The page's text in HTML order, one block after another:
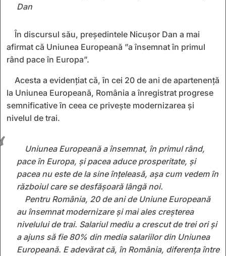
Dan
În discursul său, preşedintele Nicuşor Dan a mai
afirmat că Uniunea Europeană ”a însemnat în primul
rând pace în Europa”.
Acesta a evidențiat că, în cei 20 de ani de apartenență
la Uniunea Europeană, România a înregistrat progrese
semnificative în ceea ce privește modernizarea și
nivelul de trai.
Uniunea Europeană a însemnat, în primul rând,
pace în Europa, și pacea aduce prosperitate, și
pacea nu este de la sine înțeleasă, așa cum vedem în
războiul care se desfășoară lângă noi.
Pentru România, 20 de ani de Uniune Europeană
au însemnat modernizare și mai ales creșterea
nivelului de trai. Salariul mediu a crescut de trei ori și
a ajuns să fie 80% din media salariilor din Uniunea
Europeană. E adevărat că, în România, diferența între